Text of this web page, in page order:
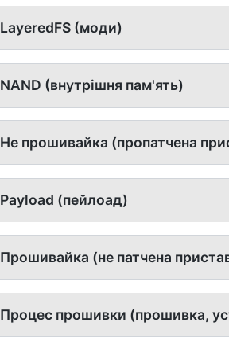
LayeredFS (моди)
NAND (внутрішня пам'ять)
Не прошивайка (пропатчена
Payload (пейлоад)
Прошивайка (не патчена
Процес прошивки (прошивка,